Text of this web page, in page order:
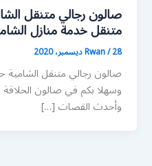
متنقل خدمة منازل
Rwan/28 ديسمبر، 2020
صالون رجالي متنقل الشامية
وسهلا بكم في صالون الحلاقة
وأحدث القصات […]